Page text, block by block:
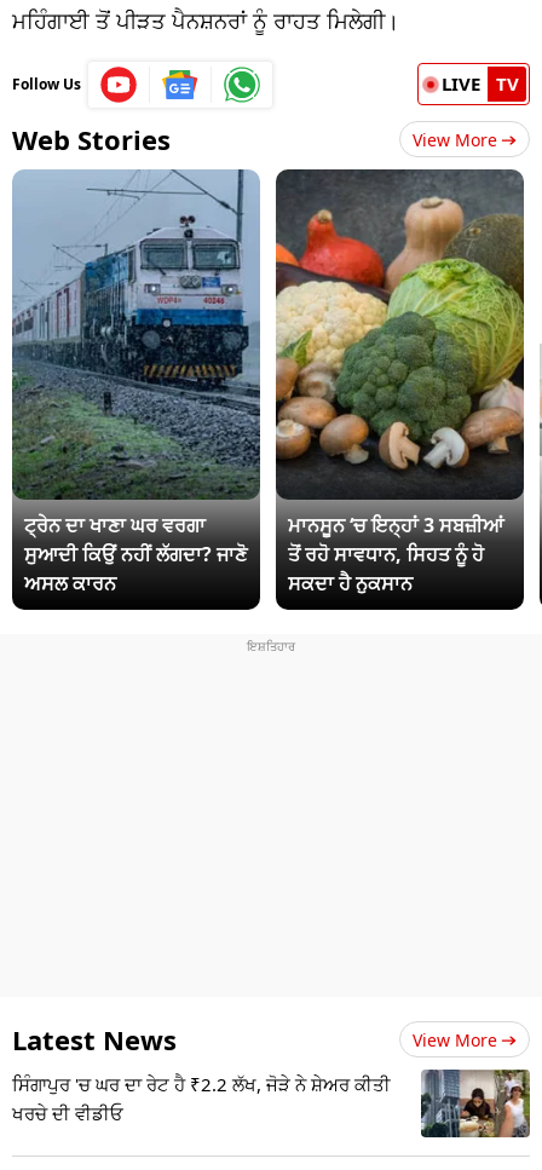
ਮਹਿੰਗਾਈ ਤੋਂ ਪੀੜਤਪੈਨਸ਼ਨਰਾਂਨੂੰ ਰਾਹਤ ਮਿਲੇਗੀ।
Follow Us LIVE TV
Web Stories View More
ਟ੍ਰੇਨ ਦਾ ਖਾਣਾ ਘਰ ਵਰਗਾ
ਸੁਆਦੀ ਕਿਉਂ ਨਹੀਂ ਲੱਗਦਾ? ਜਾਣੋ
ਅਸਲ ਕਾਰਨ
ਮਾਨਸੂਨ ‘ਚ ਇਨ੍ਹਾਂ 3 ਸਬਜ਼ੀਆਂ
ਤੋਂ ਰਹੋ ਸਾਵਧਾਨ, ਸਿਹਤ ਨੂੰ ਹੋ
ਸਕਦਾ ਹੈ ਨੁਕਸਾਨ
Latest News View More
ਸਿੰਗਾਪੁਰ 'ਚ ਘਰ ਦਾ ਰੇਟ ਹੈ ₹2.2 ਲੱਖ, ਜੋੜੇ ਨੇ ਸ਼ੇਅਰ ਕੀਤੀ
ਖਰਚੇ ਦੀ ਵੀਡੀਓ